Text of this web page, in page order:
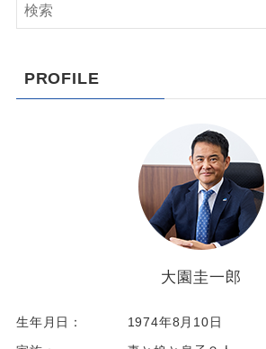
PROFILE
大園圭一郎
生年月日：
1974年8月10日